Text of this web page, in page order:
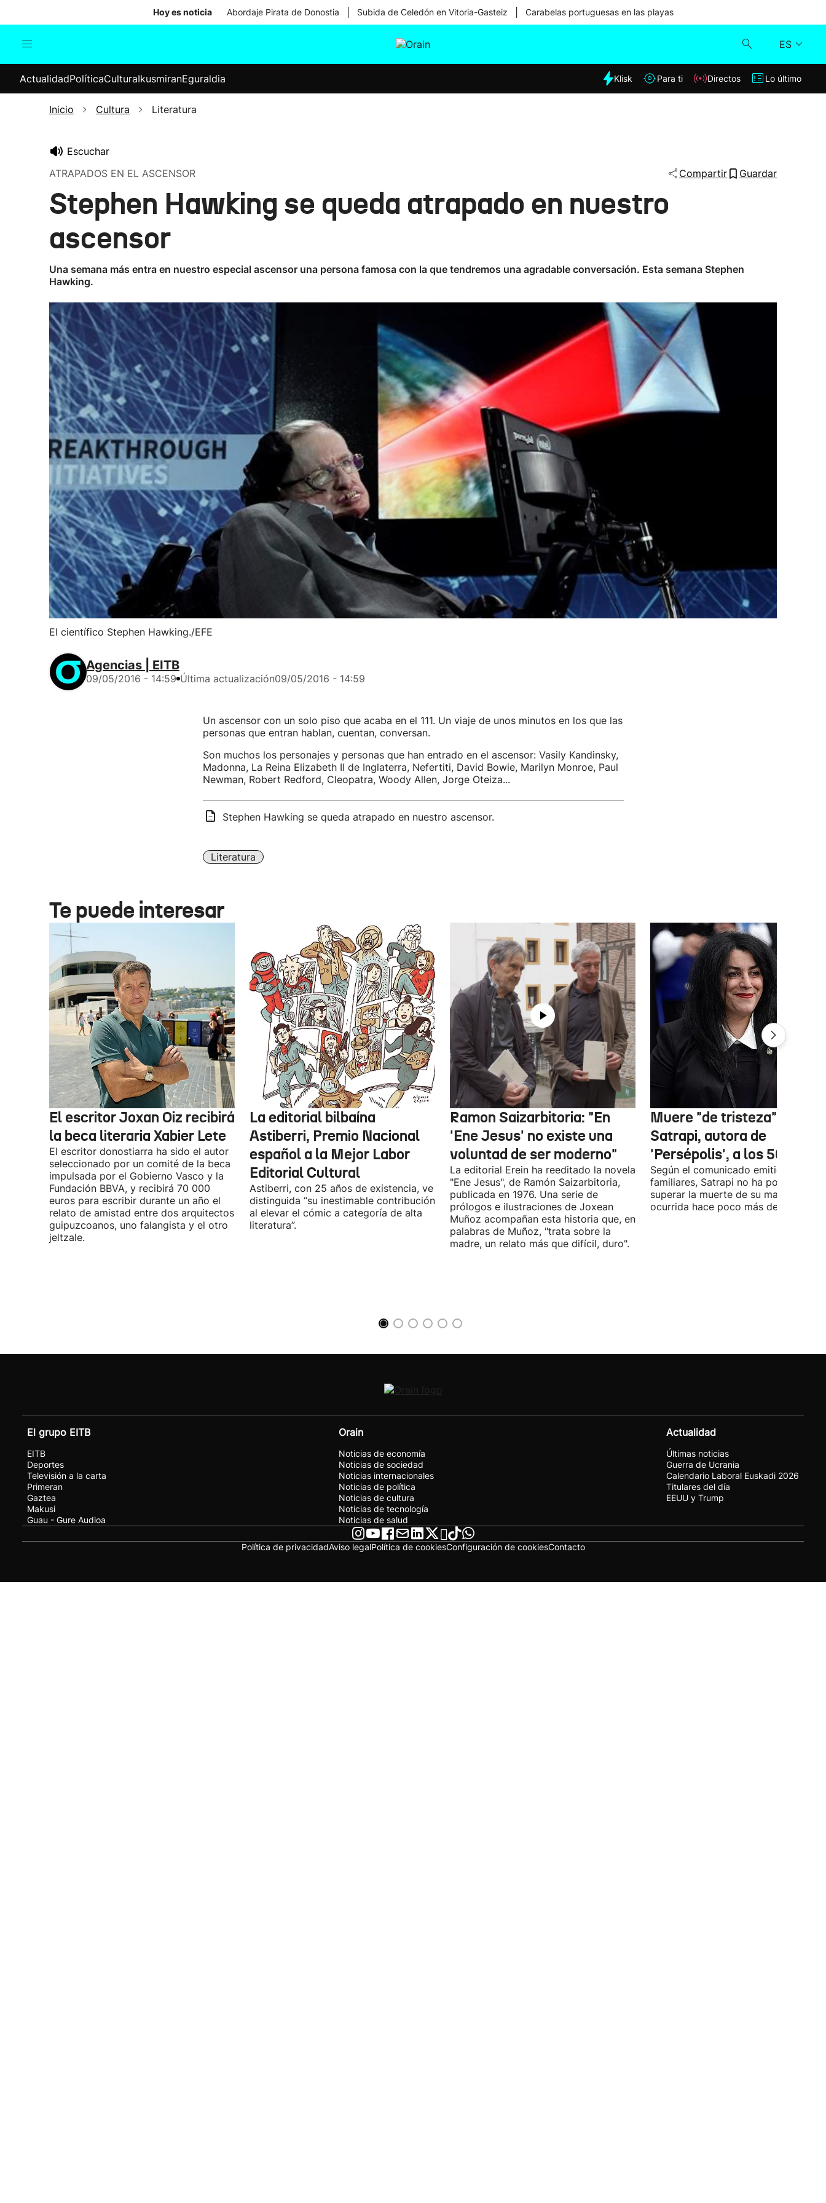
Hoy es noticia Abordaje Pirata de Donostia Subida de Celedón en Vitoria-Gasteiz Carabelas portuguesas en las playas
ES
Internacional
Elecciones
Klisk
ActualidadPolíticaCulturaIkusmiranEguraldia Klisk Para ti Directos Lo último
Inicio Cultura Literatura
Escuchar
ATRAPADOS EN EL ASCENSOR
Compartir Guardar
Stephen Hawking se queda atrapado en nuestro
ascensor
Una semana más entra en nuestro especial ascensor una persona famosa con la que tendremos una agradable conversación. Esta semana Stephen
Hawking.
El científico Stephen Hawking./EFE
Agencias | EITB
09/05/2016 - 14:59 Última actualización09/05/2016 - 14:59
Un ascensor con un solo piso que acaba en el 111. Un viaje de unos minutos en los que las
personas que entran hablan, cuentan, conversan.
Son muchos los personajes y personas que han entrado en el ascensor: Vasily Kandinsky,
Madonna, La Reina Elizabeth II de Inglaterra, Nefertiti, David Bowie, Marilyn Monroe, Paul
Newman, Robert Redford, Cleopatra, Woody Allen, Jorge Oteiza...
Stephen Hawking se queda atrapado en nuestro ascensor.
Literatura
Te puede interesar
El escritor Joxan Oiz recibirá
la beca literaria Xabier Lete
El escritor donostiarra ha sido el autor
seleccionado por un comité de la beca
impulsada por el Gobierno Vasco y la
Fundación BBVA, y recibirá 70 000
euros para escribir durante un año el
relato de amistad entre dos arquitectos
guipuzcoanos, uno falangista y el otro
jeltzale.
La editorial bilbaína
Astiberri, Premio Nacional
español a la Mejor Labor
Editorial Cultural
Astiberri, con 25 años de existencia, ve
distinguida “su inestimable contribución
al elevar el cómic a categoría de alta
literatura”.
Ramon Saizarbitoria: "En
'Ene Jesus' no existe una
voluntad de ser moderno"
La editorial Erein ha reeditado la novela
"Ene Jesus", de Ramón Saizarbitoria,
publicada en 1976. Una serie de
prólogos e ilustraciones de Joxean
Muñoz acompañan esta historia que, en
palabras de Muñoz, "trata sobre la
madre, un relato más que difícil, duro".
Muere "de tristeza"
Satrapi, autora de
'Persépolis', a los 56 años
Según el comunicado emitido por sus
familiares, Satrapi no ha podido
superar la muerte de su marido,
ocurrida hace poco más de un año.
El grupo EITB
EITB
Deportes
Televisión a la carta
Primeran
Gaztea
Makusi
Guau - Gure Audioa
Orain
Noticias de economía
Noticias de sociedad
Noticias internacionales
Noticias de política
Noticias de cultura
Noticias de tecnología
Noticias de salud
Actualidad
Últimas noticias
Guerra de Ucrania
Calendario Laboral Euskadi 2026
Titulares del día
EEUU y Trump
Política de privacidadAviso legalPolítica de cookiesConfiguración de cookiesContacto